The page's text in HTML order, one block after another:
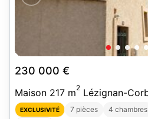
230 000 €
Maison 217 m2 Lézignan-
EXCLUSIVITÉ 7 pièces 4 chambres